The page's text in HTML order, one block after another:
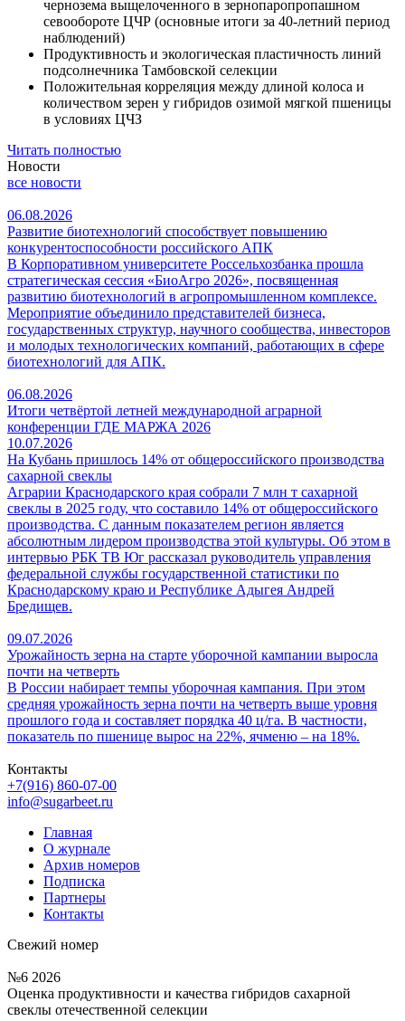
чернозема выщелоченного в зернопаропропашном
севообороте ЦЧР (основные итоги за 40-летний период
наблюдений)
Продуктивность и экологическая пластичность линий
подсолнечника Тамбовской селекции
Положительная корреляция между длиной колоса и
количеством зерен у гибридов озимой мягкой пшеницы
в условиях ЦЧЗ
Читать полностью
Новости
все новости
06.08.2026
Развитие биотехнологий способствует повышению
конкурентоспособности российского АПК
В Корпоративном университете Россельхозбанка прошла
стратегическая сессия «БиоАгро 2026», посвященная
развитию биотехнологий в агропромышленном комплексе.
Мероприятие объединило представителей бизнеса,
государственных структур, научного сообщества, инвесторов
и молодых технологических компаний, работающих в сфере
биотехнологий для АПК.
06.08.2026
Итоги четвёртой летней международной аграрной
конференции ГДЕ МАРЖА 2026
10.07.2026
На Кубань пришлось 14% от общероссийского производства
сахарной свеклы
Аграрии Краснодарского края собрали 7 млн т сахарной
свеклы в 2025 году, что составило 14% от общероссийского
производства. С данным показателем регион является
абсолютным лидером производства этой культуры. Об этом в
интервью РБК ТВ Юг рассказал руководитель управления
федеральной службы государственной статистики по
Краснодарскому краю и Республике Адыгея Андрей
Бредищев.
09.07.2026
Урожайность зерна на старте уборочной кампании выросла
почти на четверть
В России набирает темпы уборочная кампания. При этом
средняя урожайность зерна почти на четверть выше уровня
прошлого года и составляет порядка 40 ц/га. В частности,
показатель по пшенице вырос на 22%, ячменю – на 18%.
Контакты
+7(916) 860-07-00
info@sugarbeet.ru
Главная
О журнале
Архив номеров
Подписка
Партнеры
Контакты
Свежий номер
№6 2026
Оценка продуктивности и качества гибридов сахарной
свеклы отечественной селекции